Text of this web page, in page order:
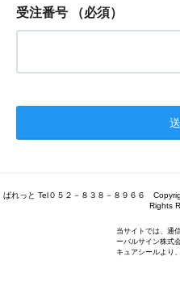
受注番号 （必須）
ぱれっと Tel０５２－８３８－８９６６
Rights
当サイトでは、通
ーバルサイン株式
キュアシールより